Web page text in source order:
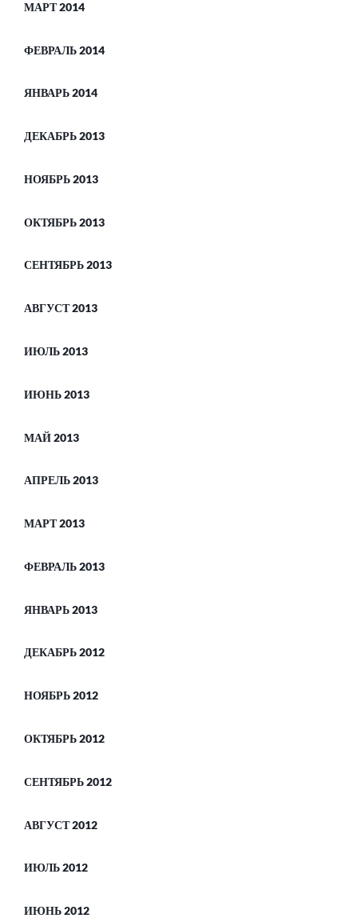
МАРТ 2014
ФЕВРАЛЬ 2014
ЯНВАРЬ 2014
ДЕКАБРЬ 2013
НОЯБРЬ 2013
ОКТЯБРЬ 2013
СЕНТЯБРЬ 2013
АВГУСТ 2013
ИЮЛЬ 2013
ИЮНЬ 2013
МАЙ 2013
АПРЕЛЬ 2013
МАРТ 2013
ФЕВРАЛЬ 2013
ЯНВАРЬ 2013
ДЕКАБРЬ 2012
НОЯБРЬ 2012
ОКТЯБРЬ 2012
СЕНТЯБРЬ 2012
АВГУСТ 2012
ИЮЛЬ 2012
ИЮНЬ 2012